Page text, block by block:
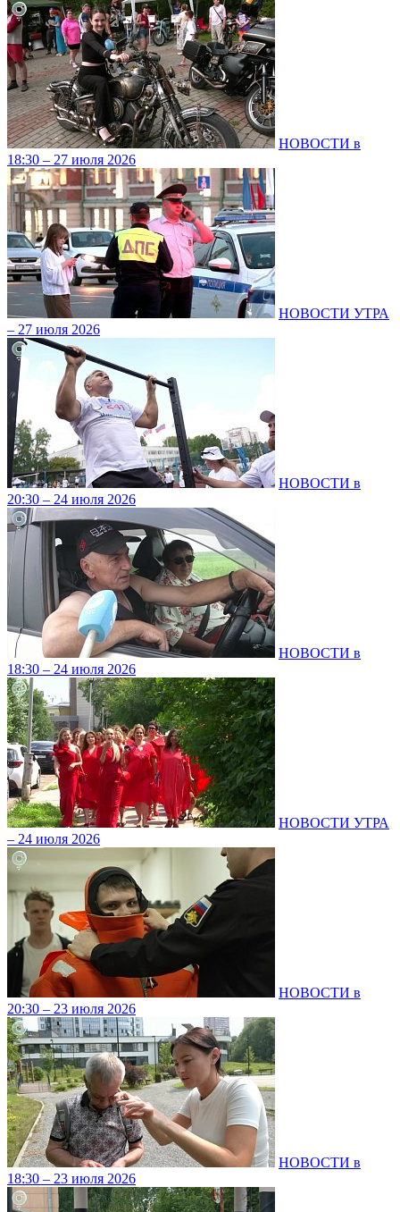
НОВОСТИ в
18:30 – 27 июля 2026
НОВОСТИ УТРА
– 27 июля 2026
НОВОСТИ в
20:30 – 24 июля 2026
НОВОСТИ в
18:30 – 24 июля 2026
НОВОСТИ УТРА
– 24 июля 2026
НОВОСТИ в
20:30 – 23 июля 2026
НОВОСТИ в
18:30 – 23 июля 2026